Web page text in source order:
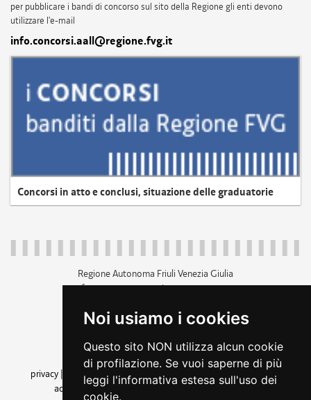
Noi usiamo i cookies
Questo sito NON utilizza alcun cookie
di profilazione. Se vuoi saperne di più
leggi l'informativa estesa sull'uso dei
cookie.
per pubblicare i bandi di concorso sul sito della Regione gli enti devono
utilizzare l'e-mail
info.concorsi.aall@regione.fvg.it
Concorsi in atto e conclusi, situazione delle graduatorie
Regione Autonoma Friuli Venezia Giulia
c.f. 80014930327; p.iva 00526040324
+39 040 3771111
amministrazione trasparente
privacy
cookie |note legali accessibilità
dichiarazione di
accessibilità| feedback cambio preferenze cookie